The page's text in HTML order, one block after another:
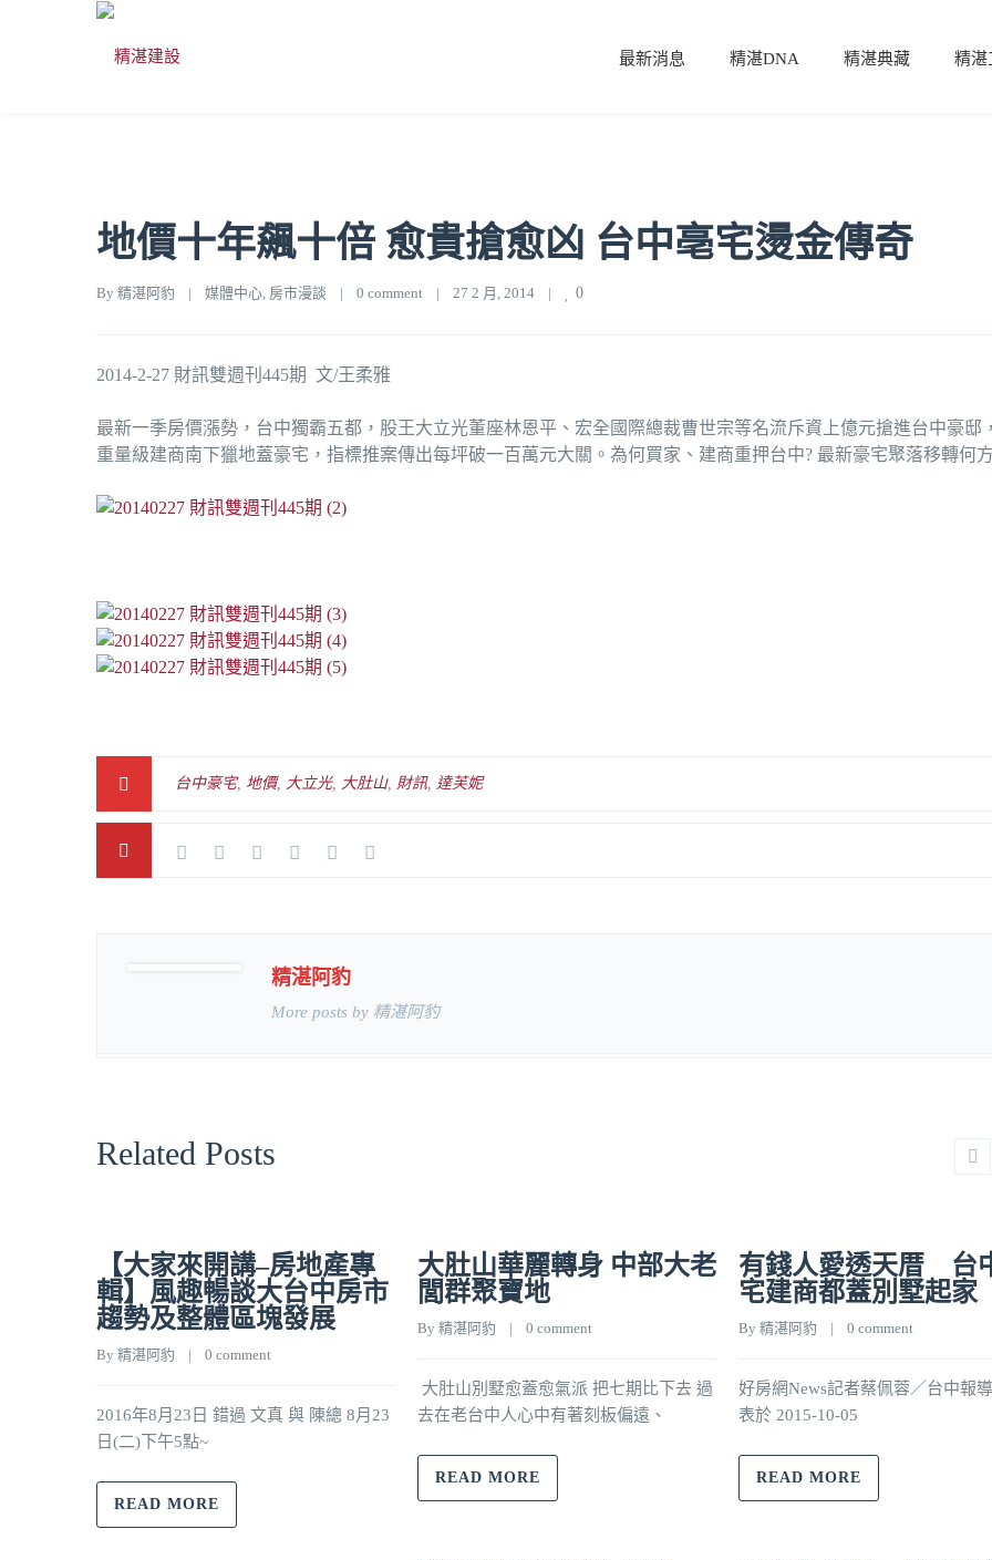
最新消息 精湛DNA 精湛典藏 精湛
地價十年飆十倍 愈貴搶愈凶 台中亳宅燙金傳奇
By 精湛阿豹 | 媒體中心, 房市漫談 | 0 comment | 27 2 月, 2014 | 0
2014-2-27 財訊雙週刊445期 文/王柔雅
最新一季房價漲勢，台中獨霸五都，股王大立光董座林恩平、宏全國際總裁曹世宗等名流斥資上億元搶進台中豪邸
重量級建商南下獵地蓋豪宅，指標推案傳出每坪破一百萬元大關。為何買家、建商重押台中? 最新豪宅聚落移轉何
台中豪宅, 地價, 大立光, 大肚山, 財訊, 達芙妮
精湛阿豹
More posts by 精湛阿豹
Related Posts
【大家來開講–房地產專
輯】風趣暢談大台中房市
趨勢及整體區塊發展
By 精湛阿豹
    |
0 comment
2016年8月23日 錯過 文真 與 陳總 8月23
日(二)下午5點~
READ MORE
大肚山華麗轉身 中部大老
閭群聚寶地
By 精湛阿豹
    |
0 comment
大肚山別墅愈蓋愈氣派 把七期比下去 過
去在老台中人心中有著刻板偏遠、
READ MORE
有錢人愛透天厝 台
宅建商都蓋別墅起家
By 精湛阿豹
    |
0 comment
好房網News記者蔡佩蓉／台中報
表於 2015-10-05
READ MORE